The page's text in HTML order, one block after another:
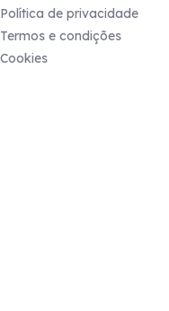
Política de privacidade
Termos e condições
Cookies